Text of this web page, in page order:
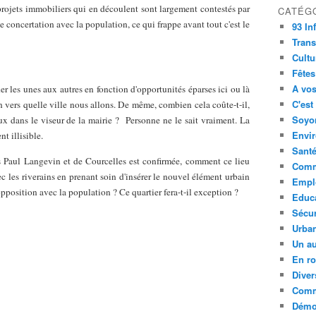
immobiliers qui en découlent sont largement contestés par
concertation avec la population, ce qui frappe avant tout c'est le
les unes aux autres en fonction d'opportunités éparses ici ou là
vers quelle ville nous allons. De même, combien cela coûte-t-il,
dans le viseur de la mairie ? Personne ne le sait vraiment. La
illisible.
Langevin et de Courcelles est confirmée, comment ce lieu
les riverains en prenant soin d'insérer le nouvel élément urbain
avec la population ? Ce quartier fera-t-il exception ?
93
A
Santé
Un
En